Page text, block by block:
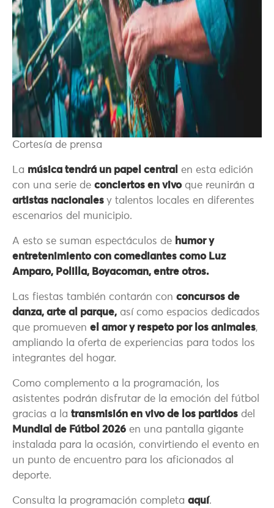
Cortesía de prensa
La música tendrá un papel central en esta edición
con una serie de conciertos en vivoque reunirán a
artistas nacionales y talentos locales en diferentes
escenarios del municipio.
A esto se suman espectáculos de humor y
entretenimiento con comediantes como Luz
Amparo, Polilla, Boyacoman, entre otros.
Las fiestas también contarán con concursos de
danza, arte al parque, así como espacios dedicados
que promueven el amor y respeto por los animales,
ampliando la oferta de experiencias para todos los
integrantes del hogar.
Como complemento a la programación, los
asistentes podrán disfrutar de la emoción del fútbol
gracias a la transmisión en vivo de los partidos del
Mundial de Fútbol 2026 en una pantalla gigante
instalada para la ocasión, convirtiendo el evento en
un punto de encuentro para los aficionados al
deporte.
Consulta la programación completa aquí.